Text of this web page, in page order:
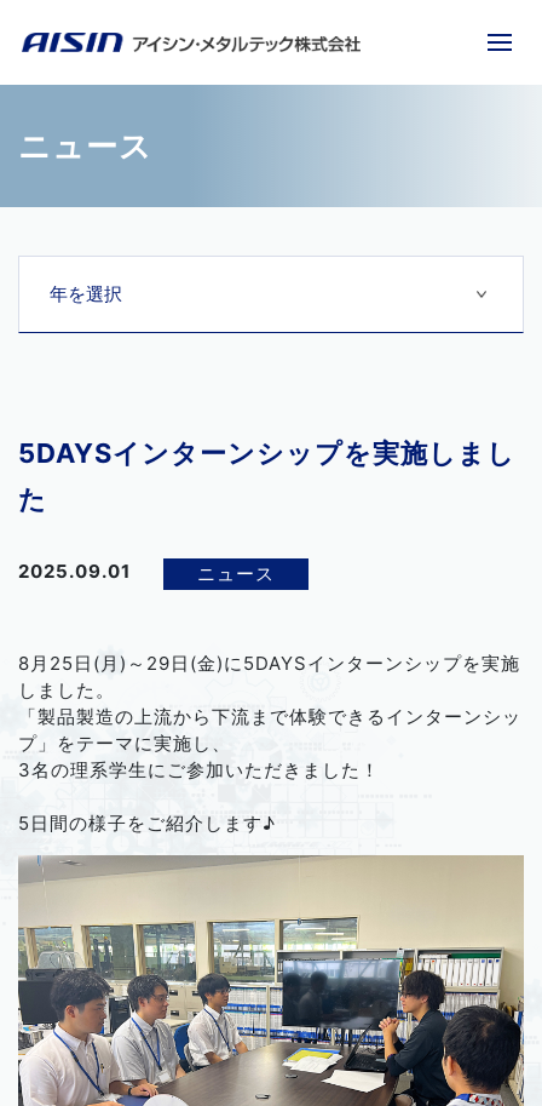
ニュース
5DAYSインターンシップを実施しまし
た
2025.09.01 ニュース
8月25日(月)～29日(金)に5DAYSインターンシップを実施
しました。
「製品製造の上流から下流まで体験できるインターンシッ
プ」をテーマに実施し、
3名の理系学生にご参加いただきました！
5日間の様子をご紹介します♪